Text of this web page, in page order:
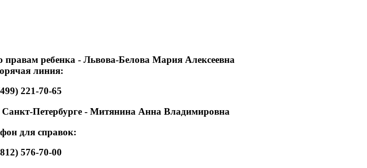
ребенка - Львова-Белова Мария Алексеевна
линия:
221-70-65
Петербурге - Митянина Анна Владимировна
для справок:
576-70-00